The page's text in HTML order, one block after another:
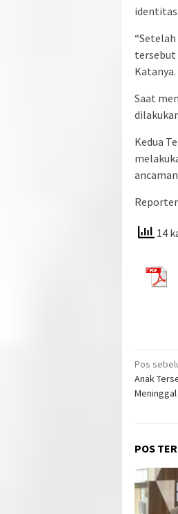
identitas
tersebut
Katanya.
Saat
Kedua
Reporter
14
pos
Pos
Anak
Meninggal
POS